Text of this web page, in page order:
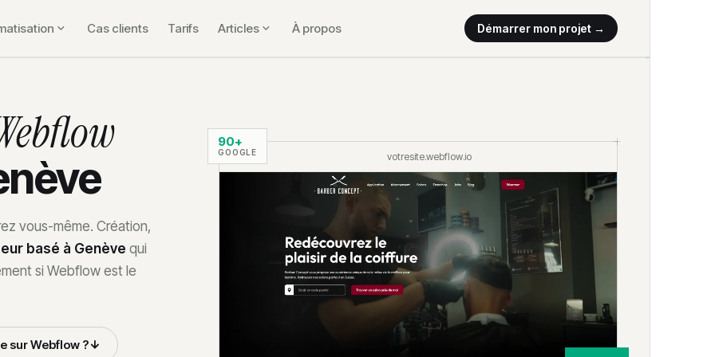
Cas clients Tarifs Articles À propos Démarrer mon projet →
vous-même. Création,
basé à Genève qui
si Webflow est le
sur Webflow ?
votresite.webflow.io
90+
GOOGLE